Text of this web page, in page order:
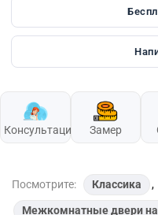
Консультация Замер
Посмотрите: Классика ,
Межкомнатные двери на